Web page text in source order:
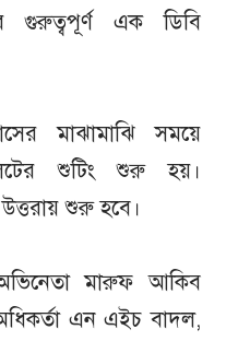
গুরুত্বপূর্ণ এক ডিবি
মাঝামাঝি সময়ে
শুটিং শুরু হয়।
শুরু হবে।
অভিনেতা মারুফ আকিব
এন এইচ বাদল,